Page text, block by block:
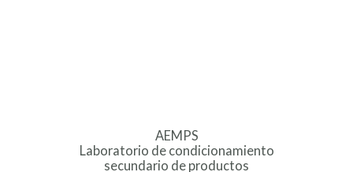
AEMPS
Laboratorio de condicionamiento
secundario de productos